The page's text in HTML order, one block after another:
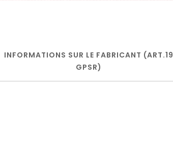
INFORMATIONS SUR LE FABRICANT (ART.19
GPSR)